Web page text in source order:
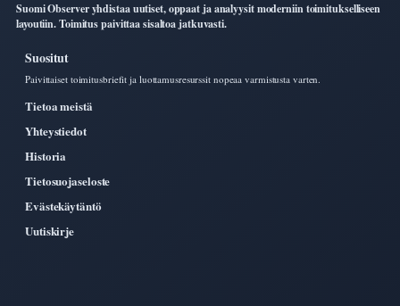
Suomi Observer yhdistaa uutiset, oppaat ja analyysit moderniin toimitukselliseen
layoutiin. Toimitus paivittaa sisaltoa jatkuvasti.
Suositut
Paivittaiset toimitusbriefit ja luottamusresurssit nopeaa varmistusta varten.
Tietoa meistä
Yhteystiedot
Historia
Tietosuojaseloste
Evästekäytäntö
Uutiskirje